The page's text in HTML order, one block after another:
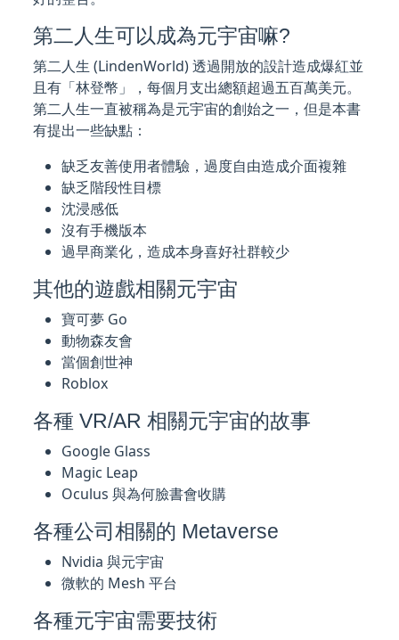
第二人生可以成為元宇宙嘛?
第二人生 (LindenWorld) 透過開放的設計造成爆紅並
且有「林登幣」，每個月支出總額超過五百萬美元。
第二人生一直被稱為是元宇宙的創始之一，但是本書
有提出一些缺點：
缺乏友善使用者體驗，過度自由造成介面複雜
缺乏階段性目標
沈浸感低
沒有手機版本
過早商業化，造成本身喜好社群較少
其他的遊戲相關元宇宙
寶可夢 Go
動物森友會
當個創世神
Roblox
各種 VR/AR 相關元宇宙的故事
Google Glass
Magic Leap
Oculus 與為何臉書會收購
各種公司相關的 Metaverse
Nvidia 與元宇宙
微軟的 Mesh 平台
各種元宇宙需要技術